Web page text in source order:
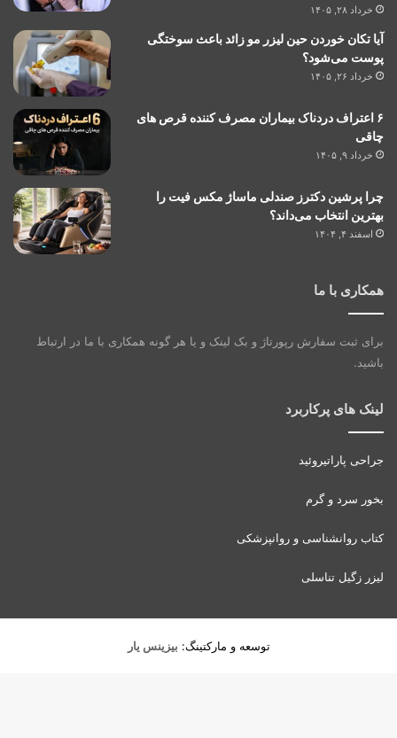
خرداد ۲۸, ۱۴۰۵
آیا تکان خوردن حین لیزر مو زائد باعث سوختگی
پوست می‌شود؟
خرداد ۲۶, ۱۴۰۵
۶ اعتراف دردناک بیماران مصرف کننده قرص های
چاقی
خرداد ۹, ۱۴۰۵
چرا پرشین دکترز صندلی ماساژ مکس فیت را
بهترین انتخاب می‌داند؟
اسفند ۴, ۱۴۰۴
همکاری با ما
برای ثبت سفارش رپورتاژ و بک لینک و یا هر گونه همکاری با ما در ارتباط
باشید.
لینک های پرکاربرد
جراحی پاراتیروئید
بخور سرد و گرم
کتاب روانشناسی و روانپزشکی
لیزر زگیل تناسلی
توسعه و مارکتینگ: بیزینس یار